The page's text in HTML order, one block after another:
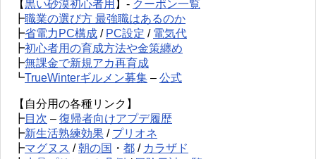
【黒い砂漠初心者用 】- クーポン一覧
┣職業の選び方 最強職はあるのか
┣省電力PC構成 / PC設定 / 電気代
┣初心者用の育成方法や金策纏め
┣無課金で新規アカ再育成
┗TrueWinterギルメン募集 – 公式
【自分用の各種リンク】
┣目次 – 復帰者向けアプデ履歴
┣新生活熟練効果 / プリオネ
┣マグヌス /朝の国 ・ 都 / カラザド